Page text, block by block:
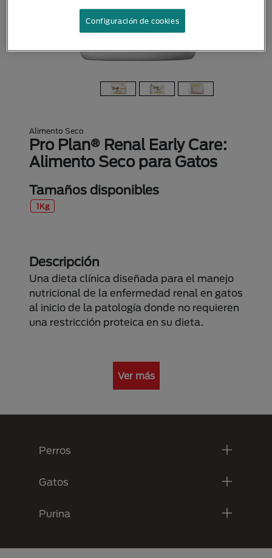
Alimento Seco
Pro Plan® Renal Early Care:
Alimento Seco para Gatos
Tamaños disponibles
1Kg
Descripción
Una dieta clínica diseñada para el manejo
nutricional de la enfermedad renal en gatos
al inicio de la patología donde no requieren
una restricción proteica en su dieta.
Ver más
Perros
Gatos
Purina
Configuración de cookies